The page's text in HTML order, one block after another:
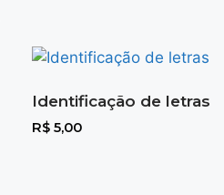
Identificação de letras
R$ 5,00